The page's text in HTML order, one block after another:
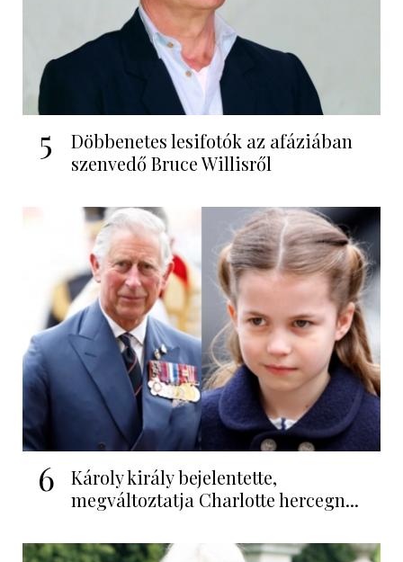
5
Döbbenetes lesifotók az afáziában
szenvedő Bruce Willisről
6
Károly király bejelentette,
megváltoztatja Charlotte hercegn...